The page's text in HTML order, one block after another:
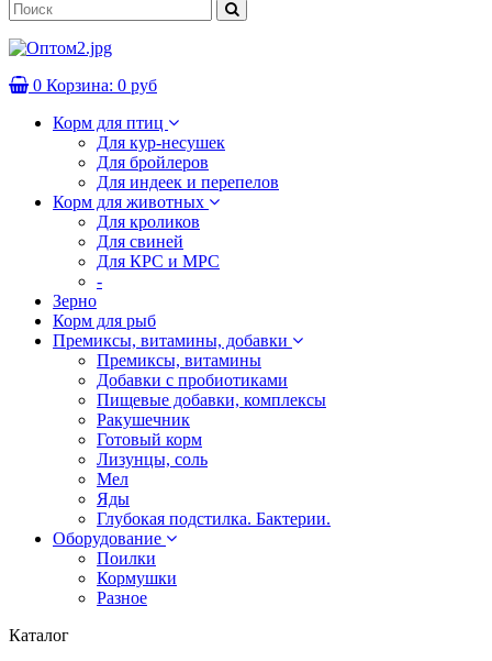
0 Корзина: 0 руб
Корм для птиц
Для кур-несушек
Для бройлеров
Для индеек и перепелов
Корм для животных
Для кроликов
Для свиней
Для КРС и МРС
-
Зерно
Корм для рыб
Премиксы, витамины, добавки
Премиксы, витамины
Добавки с пробиотиками
Пищевые добавки, комплексы
Ракушечник
Готовый корм
Лизунцы, соль
Мел
Яды
Глубокая подстилка. Бактерии.
Оборудование
Поилки
Кормушки
Разное
Каталог